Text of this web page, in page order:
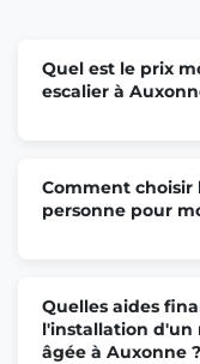
Quel est le prix
escalier à
Comment choisir
personne pour
Quelles aides
l'installation d'un
âgée à Auxonne ?